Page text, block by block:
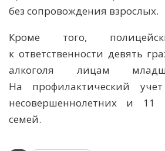
без сопровождения взрослых.
Кроме того,
к ответственности девять
алкоголя лицам
На профилактический
несовершеннолетних и 11
семей.